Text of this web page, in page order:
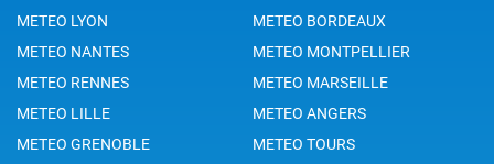
METEO LYON
METEO BORDEAUX
METEO NANTES
METEO MONTPELLIER
METEO RENNES
METEO MARSEILLE
METEO LILLE
METEO ANGERS
METEO GRENOBLE
METEO TOURS